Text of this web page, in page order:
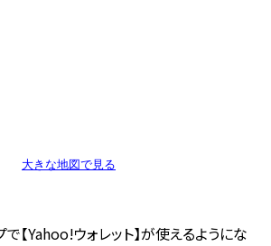
で【Yahoo!ウォレット】が使えるようにな